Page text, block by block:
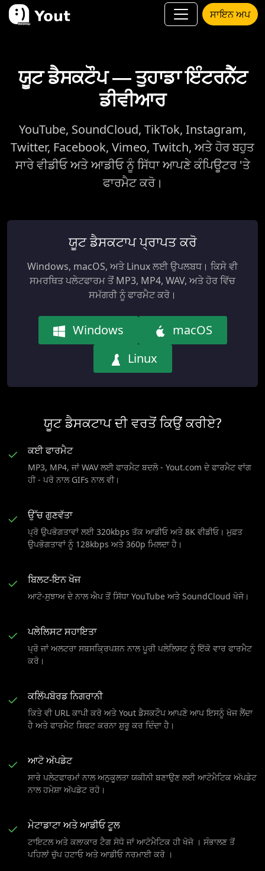
ਸਾਇਨ ਅਪ
ਯੂਟ ਡੈਸਕਟੌਪ — ਤੁਹਾਡਾ ਇੰਟਰਨੈੱਟ
ਡੀਵੀਆਰ
YouTube, SoundCloud, TikTok, Instagram,
Twitter, Facebook, Vimeo, Twitch, ਅਤੇ ਹੋਰ ਬਹੁਤ
ਸਾਰੇ ਵੀਡੀਓ ਅਤੇ ਆਡੀਓ ਨੂੰ ਸਿੱਧਾ ਆਪਣੇ ਕੰਪਿਊਟਰ 'ਤੇ
ਫਾਰਮੈਟ ਕਰੋ।
ਯੂਟ ਡੈਸਕਟਾਪ ਪ੍ਰਾਪਤ ਕਰੋ
Windows, macOS, ਅਤੇ Linux ਲਈ ਉਪਲਬਧ। ਕਿਸੇ ਵੀ
ਸਮਰਥਿਤ ਪਲੇਟਫਾਰਮ ਤੋਂ MP3, MP4, WAV, ਅਤੇ ਹੋਰ ਵਿੱਚ
ਸਮੱਗਰੀ ਨੂੰ ਫਾਰਮੈਟ ਕਰੋ।
Windows
macOS
Linux
ਯੂਟ ਡੈਸਕਟਾਪ ਦੀ ਵਰਤੋਂ ਕਿਉਂ ਕਰੀਏ?
✓
ਕਈ ਫਾਰਮੈਟ
MP3, MP4, ਜਾਂ WAV ਲਈ ਫਾਰਮੈਟ ਬਦਲੋ - Yout.com ਦੇ ਫਾਰਮੈਟ ਵਾਂਗ
ਹੀ - ਪਰੋ ਨਾਲ GIFs ਨਾਲ ਵੀ।
✓ ਉੱਚ ਗੁਣਵੱਤਾ
ਪ੍ਰੋ ਉਪਭੋਗਤਾਵਾਂ ਲਈ 320kbps ਤੱਕ ਆਡੀਓ ਅਤੇ 8K ਵੀਡੀਓ। ਮੁਫ਼ਤ
ਉਪਭੋਗਤਾਵਾਂ ਨੂੰ 128kbps ਅਤੇ 360p ਮਿਲਦਾ ਹੈ।
✓ ਬਿਲਟ-ਇਨ ਖੋਜ
ਆਟੋ-ਸੁਝਾਅ ਦੇ ਨਾਲ ਐਪ ਤੋਂ ਸਿੱਧਾ YouTube ਅਤੇ SoundCloud ਖੋਜੋ।
✓ ਪਲੇਲਿਸਟ ਸਹਾਇਤਾ
ਪ੍ਰੋ ਜਾਂ ਅਲਟਰਾ ਸਬਸਕ੍ਰਿਪਸ਼ਨ ਨਾਲ ਪੂਰੀ ਪਲੇਲਿਸਟ ਨੂੰ ਇੱਕੋ ਵਾਰ ਫਾਰਮੈਟ
ਕਰੋ।
✓ ਕਲਿੱਪਬੋਰਡ ਨਿਗਰਾਨੀ
ਕਿਤੇ ਵੀ URL ਕਾਪੀ ਕਰੋ ਅਤੇ Yout ਡੈਸਕਟੌਪ ਆਪਣੇ ਆਪ ਇਸਨੂੰ ਖੋਜ ਲੈਂਦਾ
ਹੈ ਅਤੇ ਫਾਰਮੈਟ ਸ਼ਿਫਟ ਕਰਨਾ ਸ਼ੁਰੂ ਕਰ ਦਿੰਦਾ ਹੈ।
✓ ਆਟੋ ਅੱਪਡੇਟ
ਸਾਰੇ ਪਲੇਟਫਾਰਮਾਂ ਨਾਲ ਅਨੁਕੂਲਤਾ ਯਕੀਨੀ ਬਣਾਉਣ ਲਈ ਆਟੋਮੈਟਿਕ ਅੱਪਡੇਟ
ਨਾਲ ਹਮੇਸ਼ਾ ਅੱਪਡੇਟ ਰਹੋ।
✓ ਮੇਟਾਡਾਟਾ ਅਤੇ ਆਡੀਓ ਟੂਲ
ਟਾਇਟਲ ਅਤੇ ਕਲਾਕਾਰ ਟੈਗ ਸੋਧੋ ਜਾਂ ਆਟੋਮੈਟਿਕ ਹੀ ਖੋਜੋ । ਸੰਭਾਲਣ ਤੋਂ
ਪਹਿਲਾਂ ਚੁੱਪ ਹਟਾਓ ਅਤੇ ਆਡੀਓ ਨਰਮਾਈ ਕਰੋ ।